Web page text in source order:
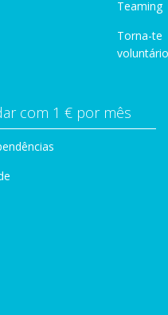
Teaming
Torna-te
com 1 € por mês